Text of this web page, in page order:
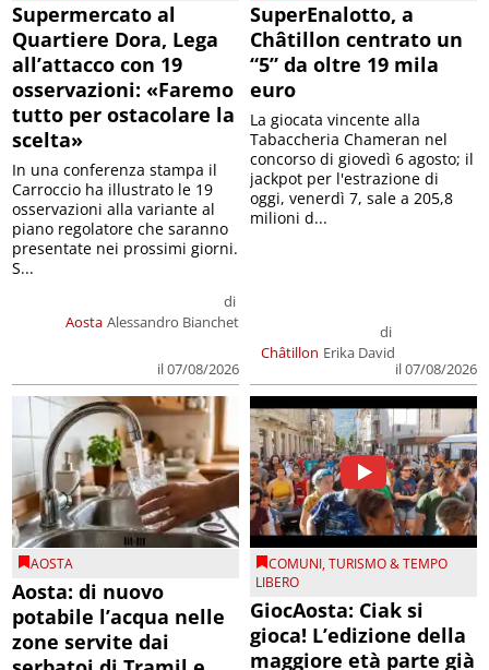
Supermercato al
Quartiere Dora, Lega
all’attacco con 19
osservazioni: «Faremo
tutto per ostacolare la
scelta»
Aosta
di
Alessandro Bianchet
il 07/08/2026
In una conferenza stampa il
Carroccio ha illustrato le 19
osservazioni alla variante al
piano regolatore che saranno
presentate nei prossimi giorni.
S...
SuperEnalotto, a
Châtillon centrato un
“5” da oltre 19 mila
euro
Châtillon
di
Erika David
il 07/08/2026
La giocata vincente alla
Tabaccheria Chameran nel
concorso di giovedì 6 agosto; il
jackpot per l'estrazione di
oggi, venerdì 7, sale a 205,8
milioni d...
AOSTA
Aosta: di nuovo
potabile l’acqua nelle
zone servite dai
COMUNI,TURISMO & TEMPO
LIBERO
GiocAosta: Ciak si
gioca! L’edizione della
maggiore età parte già